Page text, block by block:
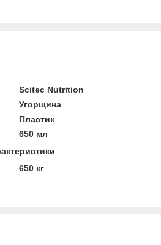
Scitec Nutrition
Угорщина
Пластик
650 мл
650 кг